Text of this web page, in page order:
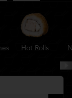
Hot Rolls